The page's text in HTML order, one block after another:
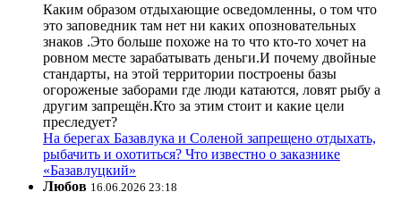
Каким образом отдыхающие осведомленны, о том что
это заповедник там нет ни каких опозновательных
знаков .Это больше похоже на то что кто-то хочет на
ровном месте зарабатывать деньги.И почему двойные
стандарты, на этой территории построены базы
огороженые заборами где люди катаются, ловят рыбу а
другим запрещён.Кто за этим стоит и какие цели
преследует?
На берегах Базавлука и Соленой запрещено отдыхать,
рыбачить и охотиться? Что известно о заказнике
«Базавлуцкий»
Любов 16.06.2026 23:18